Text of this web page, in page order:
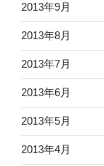
2013年9月
2013年8月
2013年7月
2013年6月
2013年5月
2013年4月